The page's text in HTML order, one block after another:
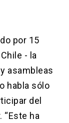
por 15
- la
asambleas
habla sólo
del
ha